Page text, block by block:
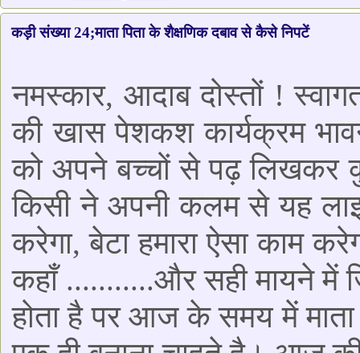
कड़ी संख्या 24;माता पिता के शैक्षणिक दबाव से कैसे निपटें
नमस्कार, आदाब दोस्तों !
की खास पेशकश कार्यक्रम
को अपने बच्चों से पढ़ लिखकर
किसी ने अपनी कलम से यह
करेगा, बेटा हमारा ऐसा काम
कहाँ ...........और सही मायने में
होता है पर आज के समय में माता